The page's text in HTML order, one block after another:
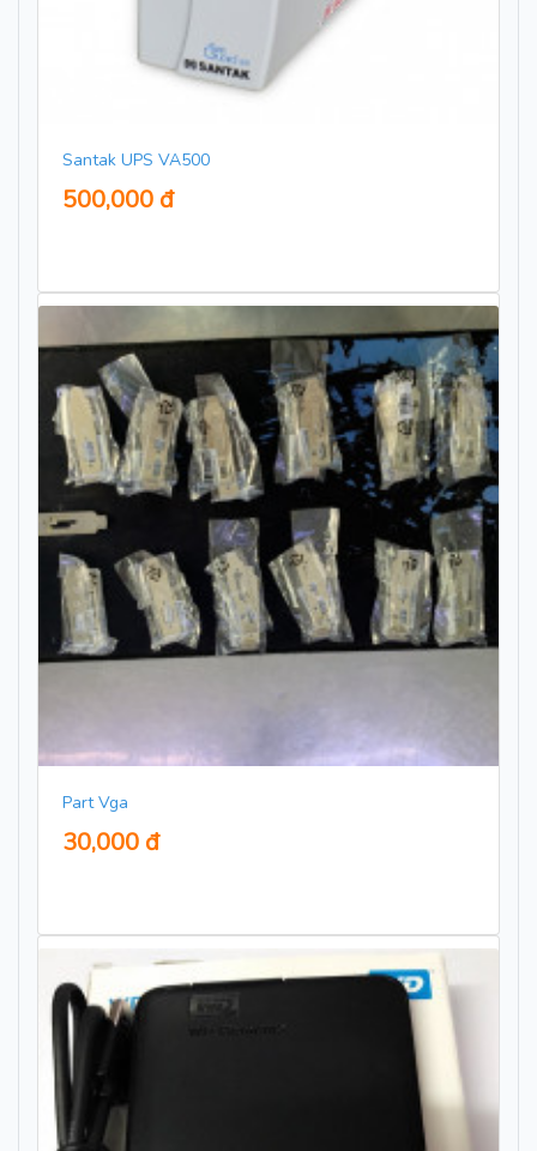
Santak UPS VA500
500,000 đ
Part Vga
30,000 đ